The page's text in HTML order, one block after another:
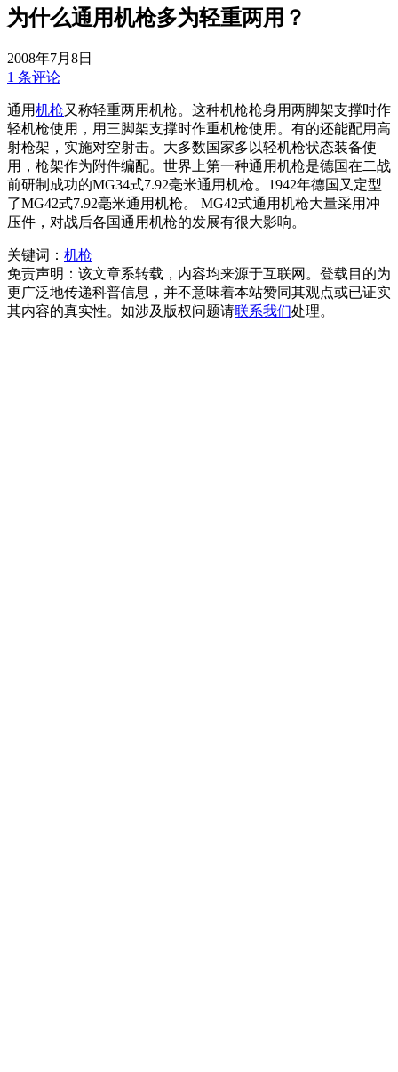
为什么通用机枪多为轻重两用？
2008年7月8日
1 条评论
通用机枪又称轻重两用机枪。这种机枪枪身用两脚架支撑时作
轻机枪使用，用三脚架支撑时作重机枪使用。有的还能配用高
射枪架，实施对空射击。大多数国家多以轻机枪状态装备使
用，枪架作为附件编配。世界上第一种通用机枪是德国在二战
前研制成功的MG34式7.92毫米通用机枪。1942年德国又定型
了MG42式7.92毫米通用机枪。 MG42式通用机枪大量采用冲
压件，对战后各国通用机枪的发展有很大影响。
关键词： 机枪
免责声明：该文章系转载，内容均来源于互联网。登载目的为
更广泛地传递科普信息，并不意味着本站赞同其观点或已证实
其内容的真实性。如涉及版权问题请联系我们处理。